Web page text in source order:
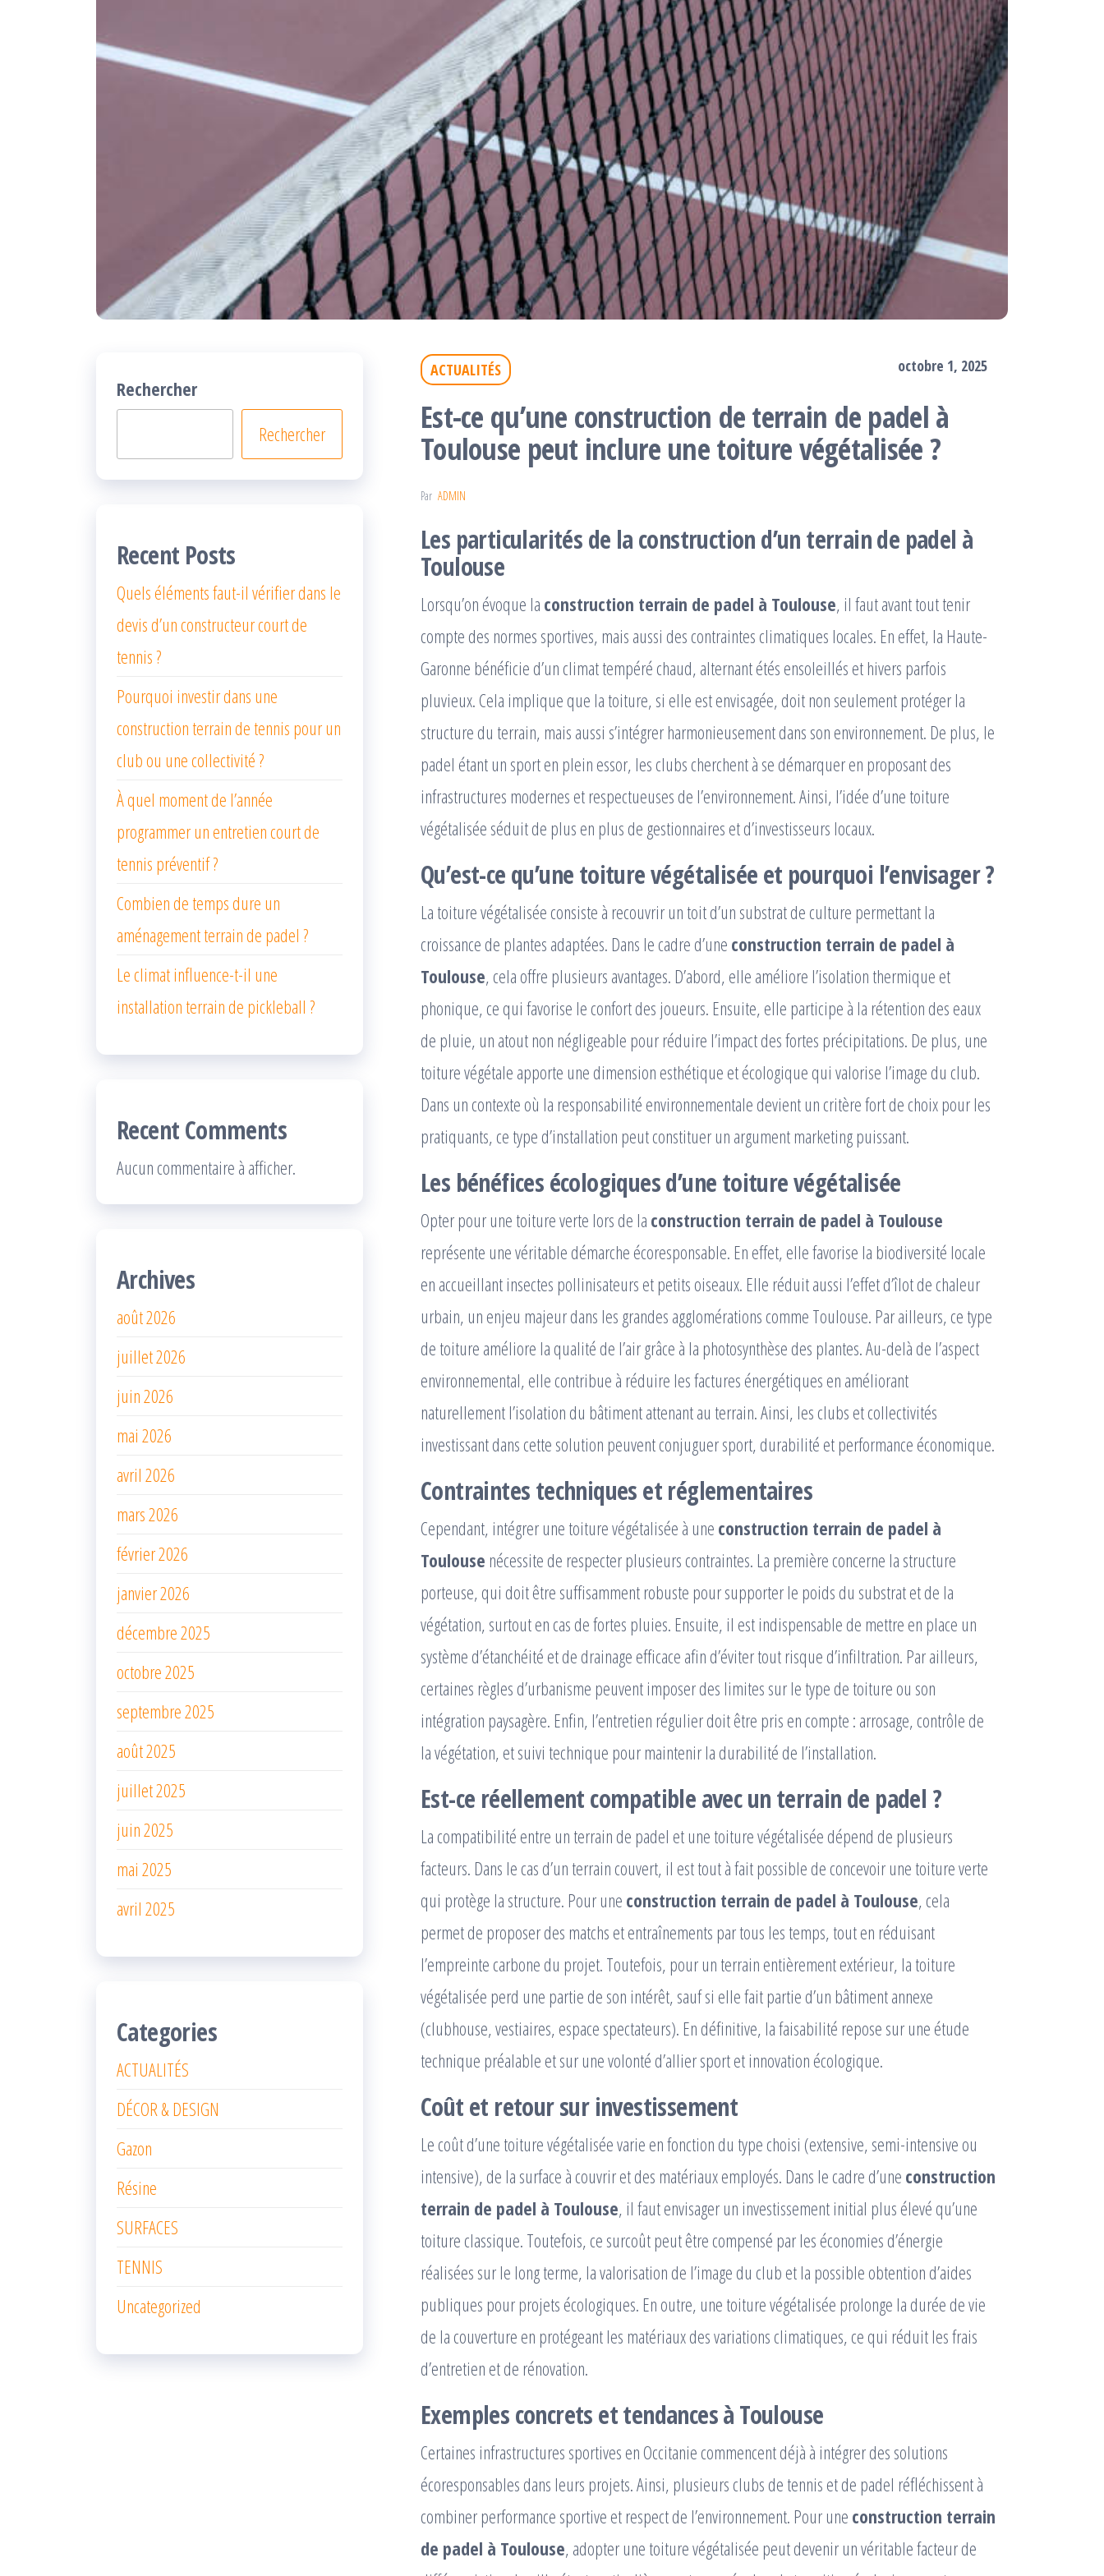
ACTUALITÉS octobre 1, 2025
Est-ce qu’une construction de terrain de padel à
Toulouse peut inclure une toiture végétalisée ?
Par ADMIN
Les particularités de la construction d’un terrain de padel à
Toulouse
Lorsqu’on évoque la construction terrain de padel à Toulouse, il faut avant tout tenir
compte des normes sportives, mais aussi des contraintes climatiques locales. En effet, la Haute-
Garonne bénéficie d’un climat tempéré chaud, alternant étés ensoleillés et hivers parfois
pluvieux. Cela implique que la toiture, si elle est envisagée, doit non seulement protéger la
structure du terrain, mais aussi s’intégrer harmonieusement dans son environnement. De plus, le
padel étant un sport en plein essor, les clubs cherchent à se démarquer en proposant des
infrastructures modernes et respectueuses de l’environnement. Ainsi, l’idée d’une toiture
végétalisée séduit de plus en plus de gestionnaires et d’investisseurs locaux.
Qu’est-ce qu’une toiture végétalisée et pourquoi l’envisager ?
La toiture végétalisée consiste à recouvrir un toit d’un substrat de culture permettant la
croissance de plantes adaptées. Dans le cadre d’une construction terrain de padel à
Toulouse, cela offre plusieurs avantages. D’abord, elle améliore l’isolation thermique et
phonique, ce qui favorise le confort des joueurs. Ensuite, elle participe à la rétention des eaux
de pluie, un atout non négligeable pour réduire l’impact des fortes précipitations. De plus, une
toiture végétale apporte une dimension esthétique et écologique qui valorise l’image du club.
Dans un contexte où la responsabilité environnementale devient un critère fort de choix pour les
pratiquants, ce type d’installation peut constituer un argument marketing puissant.
Les bénéfices écologiques d’une toiture végétalisée
Opter pour une toiture verte lors de la construction terrain de padel à Toulouse
représente une véritable démarche écoresponsable. En effet, elle favorise la biodiversité locale
en accueillant insectes pollinisateurs et petits oiseaux. Elle réduit aussi l’effet d’îlot de chaleur
urbain, un enjeu majeur dans les grandes agglomérations comme Toulouse. Par ailleurs, ce type
de toiture améliore la qualité de l’air grâce à la photosynthèse des plantes. Au-delà de l’aspect
environnemental, elle contribue à réduire les factures énergétiques en améliorant
naturellement l’isolation du bâtiment attenant au terrain. Ainsi, les clubs et collectivités
investissant dans cette solution peuvent conjuguer sport, durabilité et performance économique.
Contraintes techniques et réglementaires
Cependant, intégrer une toiture végétalisée à une construction terrain de padel à
Toulouse nécessite de respecter plusieurs contraintes. La première concerne la structure
porteuse, qui doit être suffisamment robuste pour supporter le poids du substrat et de la
végétation, surtout en cas de fortes pluies. Ensuite, il est indispensable de mettre en place un
système d’étanchéité et de drainage efficace afin d’éviter tout risque d’infiltration. Par ailleurs,
certaines règles d’urbanisme peuvent imposer des limites sur le type de toiture ou son
intégration paysagère. Enfin, l’entretien régulier doit être pris en compte : arrosage, contrôle de
la végétation, et suivi technique pour maintenir la durabilité de l’installation.
Est-ce réellement compatible avec un terrain de padel ?
La compatibilité entre un terrain de padel et une toiture végétalisée dépend de plusieurs
facteurs. Dans le cas d’un terrain couvert, il est tout à fait possible de concevoir une toiture verte
qui protège la structure. Pour une construction terrain de padel à Toulouse, cela
permet de proposer des matchs et entraînements par tous les temps, tout en réduisant
l’empreinte carbone du projet. Toutefois, pour un terrain entièrement extérieur, la toiture
végétalisée perd une partie de son intérêt, sauf si elle fait partie d’un bâtiment annexe
(clubhouse, vestiaires, espace spectateurs). En définitive, la faisabilité repose sur une étude
technique préalable et sur une volonté d’allier sport et innovation écologique.
Coût et retour sur investissement
Le coût d’une toiture végétalisée varie en fonction du type choisi (extensive, semi-intensive ou
intensive), de la surface à couvrir et des matériaux employés. Dans le cadre d’une construction
terrain de padel à Toulouse, il faut envisager un investissement initial plus élevé qu’une
toiture classique. Toutefois, ce surcoût peut être compensé par les économies d’énergie
réalisées sur le long terme, la valorisation de l’image du club et la possible obtention d’aides
publiques pour projets écologiques. En outre, une toiture végétalisée prolonge la durée de vie
de la couverture en protégeant les matériaux des variations climatiques, ce qui réduit les frais
d’entretien et de rénovation.
Exemples concrets et tendances à Toulouse
Certaines infrastructures sportives en Occitanie commencent déjà à intégrer des solutions
écoresponsables dans leurs projets. Ainsi, plusieurs clubs de tennis et de padel réfléchissent à
combiner performance sportive et respect de l’environnement. Pour une construction terrain
de padel à Toulouse, adopter une toiture végétalisée peut devenir un véritable facteur de
Rechercher
Rechercher
Recent Posts
Quels éléments faut-il vérifier dans le
devis d’un constructeur court de
tennis ?
Pourquoi investir dans une
construction terrain de tennis pour un
club ou une collectivité ?
À quel moment de l’année
programmer un entretien court de
tennis préventif ?
Combien de temps dure un
aménagement terrain de padel ?
Le climat influence-t-il une
installation terrain de pickleball ?
Recent Comments
Aucun commentaire à afficher.
Archives
août 2026
juillet 2026
juin 2026
mai 2026
avril 2026
mars 2026
février 2026
janvier 2026
décembre 2025
octobre 2025
septembre 2025
août 2025
juillet 2025
juin 2025
mai 2025
avril 2025
Categories
ACTUALITÉS
DÉCOR & DESIGN
Gazon
Résine
SURFACES
TENNIS
Uncategorized